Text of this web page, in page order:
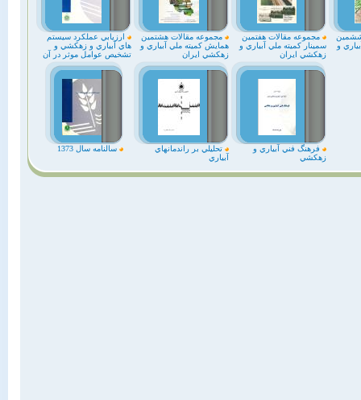
ارزيابي عملكرد سيستم
هاي آبياري و زهكشي و
تشخيص عوامل موثر در آن
مجموعه مقالات هشتمين
همايش كميته ملي آبياري و
زهكشي ايران
مجموعه مقالات هفتمين
سمينار كميته ملي آبياري و
زهكشي ايران
و
سالنامه سال 1373
تحليلي بر راندمانهاي
آبياري
فرهنگ فني آبياري و
زهكشي